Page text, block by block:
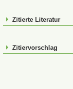
Zitierte Literatur
Zitiervorschlag